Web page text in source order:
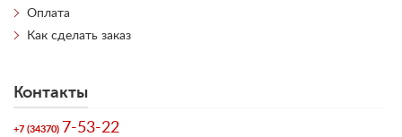
Оплата
Как сделать заказ
Контакты
+7 (34370) 7-53-22